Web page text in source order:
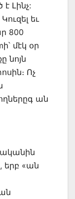
Լինչ:
եւ
800
մէկ օր
նոյն
Ոչ
ան
երբ «ան